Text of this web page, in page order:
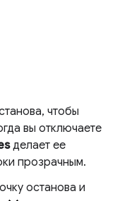
чтобы
вы отключаете
делает ее
прозрачным.
останова и